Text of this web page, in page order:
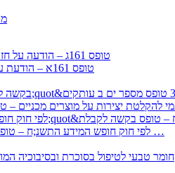
טופס 161ג – הודעה על חזרה מרצף פיצויים / קיצבה
טופס 161א – הודעת עובד עקב פרישה מעבודה
) 1998 ( לפי חוק חופש המידע התשנ;ח – טופס בקשה לקבלת …
חומר טבעי לטיפול בסוכרת ובסיבוכיה